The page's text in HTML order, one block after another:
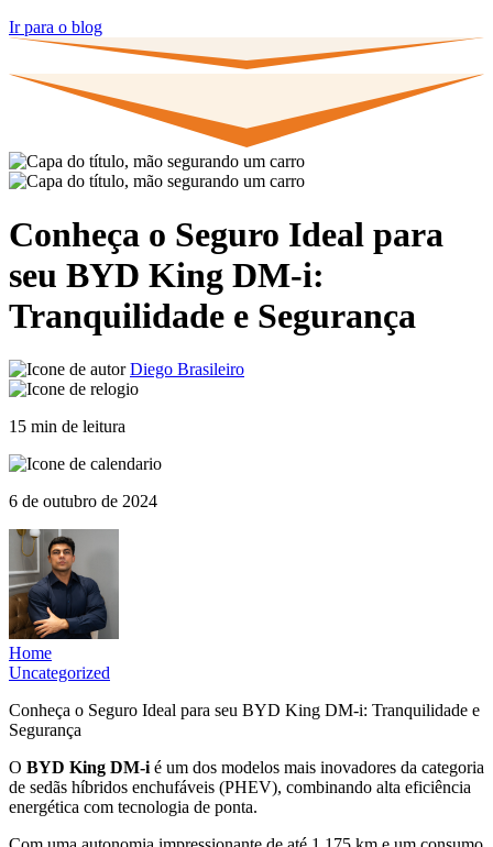
Ir para o blog
Conheça o Seguro Ideal para
seu BYD King DM-i:
Tranquilidade e Segurança
Diego Brasileiro
15 min de leitura
6 de outubro de 2024
Home
Uncategorized
Conheça o Seguro Ideal para seu BYD King DM-i: Tranquilidade e
Segurança
O BYD King DM-ié um dos modelos mais inovadores da categoria
de sedãs híbridos enchufáveis (PHEV), combinando alta eficiência
energética com tecnologia de ponta.